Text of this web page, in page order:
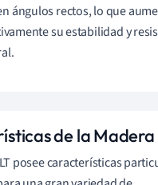
ángulos rectos, lo que
su estabilidad y
de la Madera
posee características